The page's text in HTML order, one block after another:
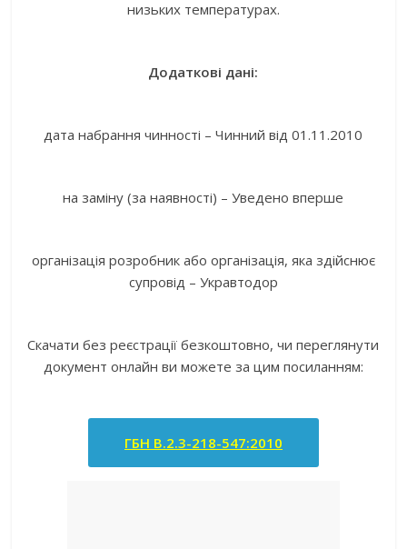
низьких температурах.
Додаткові дані:
дата набрання чинності – Чинний від 01.11.2010
на заміну (за наявності) – Уведено вперше
організація розробник або організація, яка здійснює
супровід – Укравтодор
Скачати без реєстрації безкоштовно, чи переглянути
документ онлайн ви можете за цим посиланням:
ГБН В.2.3-218-547:2010